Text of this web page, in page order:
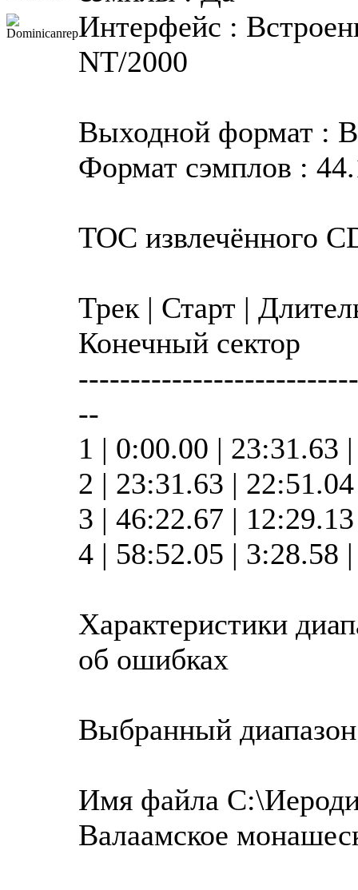
Интерфейс :
NT/2000
Выходной формат :
Формат сэмплов :
TOC извлечённого
Трек | Старт |
Конечный сектор
--
1 | 0:00.00 | 23:31.63
2 | 23:31.63 |
3 | 46:22.67 |
4 | 58:52.05 | 3:28.58
Характеристики
об ошибках
Выбранный диапазон
Имя файла
Валаамское